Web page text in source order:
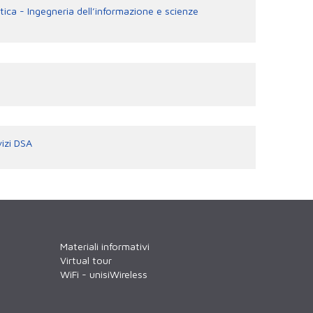
- Ingegneria dell’informazione e scienze
DSA
Materiali informativi
Virtual tour
WiFi - unisiWireless